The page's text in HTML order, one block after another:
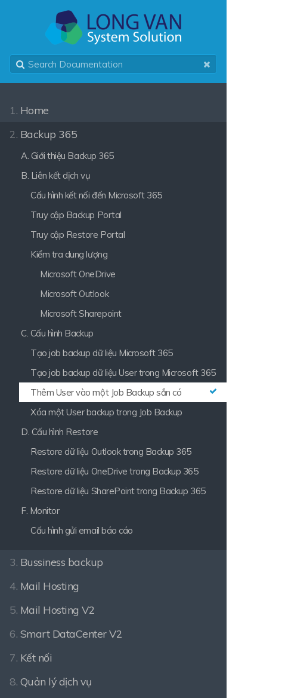
1. Home
2. Backup 365
A. Giới thiệu Backup 365
B. Liên kết dịch vụ
Cấu hình kết nối đến Microsoft 365
Truy cập Backup Portal
Truy cập Restore Portal
Kiểm tra dung lượng
Microsoft OneDrive
Microsoft Outlook
Microsoft Sharepoint
C. Cấu hình Backup
Tạo job backup dữ liệu Microsoft 365
Tạo job backup dữ liệu User trong Microsoft 365
Thêm User vào một Job Backup sẳn có
Xóa một User backup trong Job Backup
D. Cấu hình Restore
Restore dữ liệu Outlook trong Backup 365
Restore dữ liệu OneDrive trong Backup 365
Restore dữ liệu SharePoint trong Backup 365
F. Monitor
Cấu hình gửi email báo cáo
3. Bussiness backup
4. Mail Hosting
5. Mail Hosting V2
6. Smart DataCenter V2
7. Kết nối
8. Quản lý dịch vụ